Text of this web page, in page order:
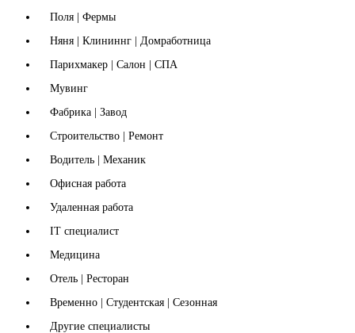
Поля | Фермы
Няня | Клининнг | Домработница
Парихмакер | Салон | СПА
Мувинг
Фабрика | Завод
Строительство | Ремонт
Водитель | Механик
Офисная работа
Удаленная работа
IT специалист
Медицина
Отель | Ресторан
Временно | Студентская | Сезонная
Другие специалисты